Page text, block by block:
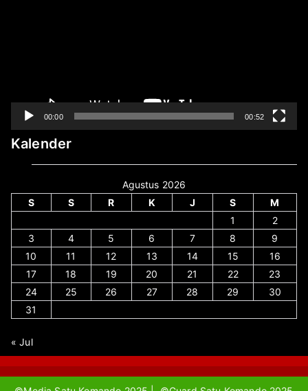
00:00 00:52
Kalender
Agustus 2026
S
S R K J S
M
1
2
3
4 5 6 7 8
9
10
11 12 13 14 15
16
17
18 19 20 21 22
23
24
25 26 27 28 29
30
31
« Jul